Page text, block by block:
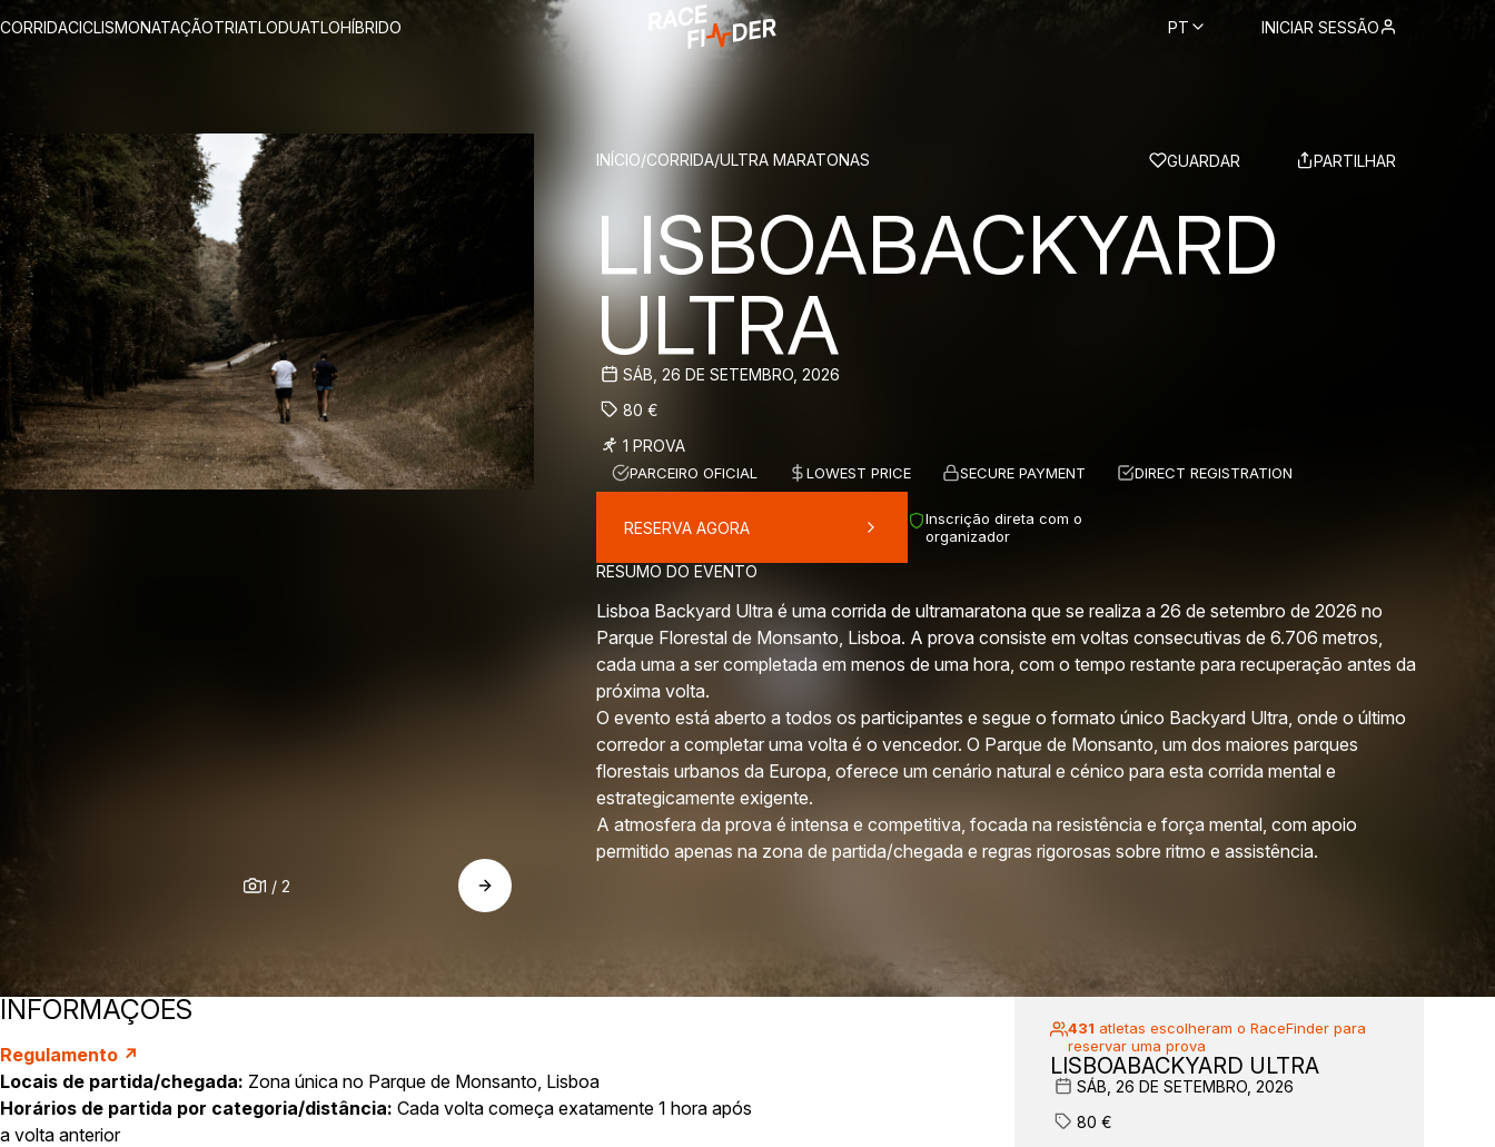
CORRIDACICLISMONATAÇÃOTRIATLODUATLOHÍBRIDO PT INICIAR SESSÃO
1 / 2
BREADCRUMBS
INÍCIO/CORRIDA/ULTRA MARATONAS GUARDAR PARTILHAR
LISBOABACKYARD
ULTRA
SÁB, 26 DE SETEMBRO, 2026
80 €
1 PROVA
PARCEIRO OFICIAL LOWEST PRICE SECURE PAYMENT DIRECT REGISTRATION
RESERVA AGORA
Inscrição direta com o
organizador
RESUMO DO EVENTO
Lisboa Backyard Ultra é uma corrida de ultramaratona que se realiza a 26 de setembro de 2026 no
Parque Florestal de Monsanto, Lisboa. A prova consiste em voltas consecutivas de 6.706 metros,
cada uma a ser completada em menos de uma hora, com o tempo restante para recuperação antes da
próxima volta.
O evento está aberto a todos os participantes e segue o formato único Backyard Ultra, onde o último
corredor a completar uma volta é o vencedor. O Parque de Monsanto, um dos maiores parques
florestais urbanos da Europa, oferece um cenário natural e cénico para esta corrida mental e
estrategicamente exigente.
A atmosfera da prova é intensa e competitiva, focada na resistência e força mental, com apoio
permitido apenas na zona de partida/chegada e regras rigorosas sobre ritmo e assistência.
INFORMAÇÕES
Regulamento ↗
Locais de partida/chegada: Zona única no Parque de Monsanto, Lisboa
Horários de partida por categoria/distância: Cada volta começa exatamente 1 hora após
a volta anterior
431 atletas escolheram o RaceFinder para
reservar uma prova
LISBOABACKYARD ULTRA
SÁB, 26 DE SETEMBRO, 2026
80 €